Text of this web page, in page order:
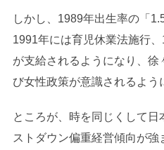
しかし、1989年出生率の「
1991年には育児休業法施行
が支給されるようになり、徐
び女性政策が意識されるよう
ところが、時を同じくして日
ストダウン偏重経営傾向が強